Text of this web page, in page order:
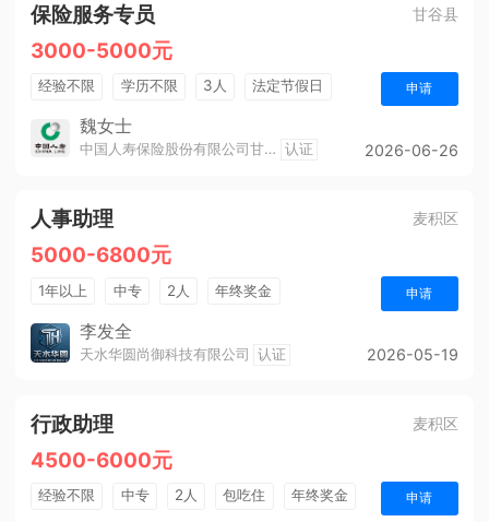
保险服务专员 甘谷县
3000-5000元
经验不限 学历不限 3人
法定节假日
销售奖金
综合补贴
申请
魏女士
中国人寿保险股份有限公司甘谷支公司 认证 2026-06-26
人事助理 麦积区
5000-6800元
1年以上 中专 2人
年终奖金
法定节假日
带薪年假
申请
李发全
天水华圆尚御科技有限公司 认证 2026-05-19
行政助理 麦积区
4500-6000元
经验不限 中专 2人 包吃住
年终奖金
申请